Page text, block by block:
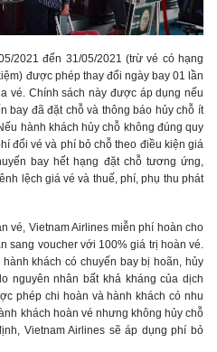
2021 đến 31/05/2021 (trừ vé có hạng
được phép thay đổi ngày bay 01 lần
vé. Chính sách này được áp dụng nếu
bay đã đặt chỗ và thông báo hủy chỗ ít
hành khách hủy chỗ không đúng quy
đổi vé và phí bỏ chỗ theo điều kiện giá
bay hết hạng đặt chỗ tương ứng,
lệch giá vé và thuế, phí, phụ thu phát
vé, Vietnam Airlines miễn phí hoàn cho
sang voucher với 100% giá trị hoàn vé.
khách có chuyến bay bị hoãn, hủy
nguyên nhân bất khả kháng của dịch
phép chi hoàn và hành khách có nhu
khách hoàn vé nhưng không hủy chỗ
Vietnam Airlines sẽ áp dụng phí bỏ